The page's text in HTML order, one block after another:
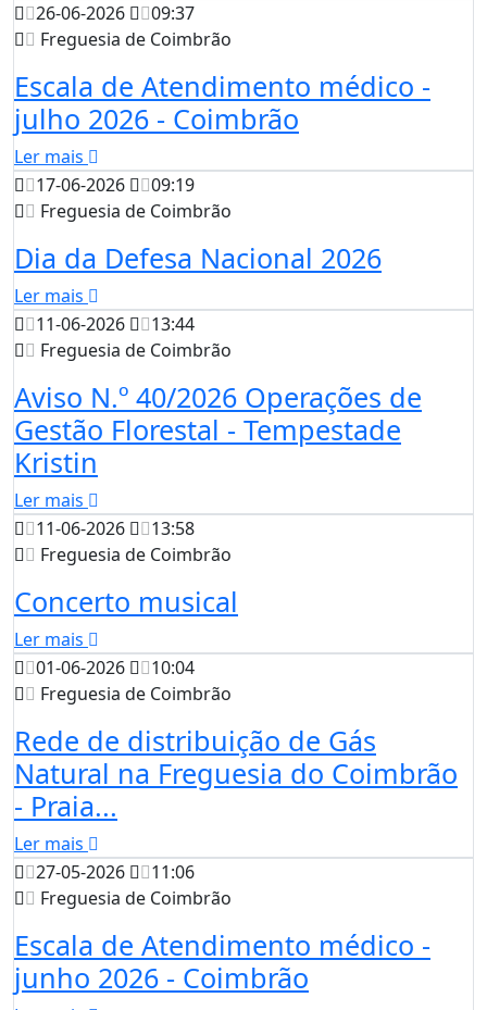
26-06-2026
09:37
Freguesia de Coimbrão
Escala de Atendimento médico -
julho 2026 - Coimbrão
Ler mais
17-06-2026
09:19
Freguesia de Coimbrão
Dia da Defesa Nacional 2026
Ler mais
11-06-2026
13:44
Freguesia de Coimbrão
Aviso N.º 40/2026 Operações de
Gestão Florestal - Tempestade
Kristin
Ler mais
11-06-2026
13:58
Freguesia de Coimbrão
Concerto musical
Ler mais
01-06-2026
10:04
Freguesia de Coimbrão
Rede de distribuição de Gás
Natural na Freguesia do Coimbrão
- Praia...
Ler mais
27-05-2026
11:06
Freguesia de Coimbrão
Escala de Atendimento médico -
junho 2026 - Coimbrão